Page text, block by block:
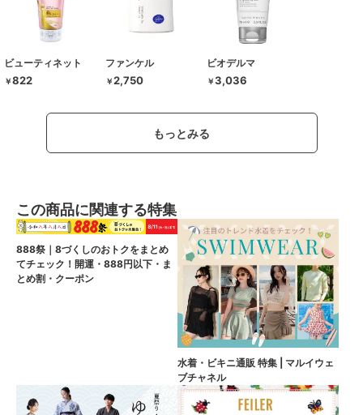
ビューティネット
￥822
ファンケル
￥2,750
ビオデルマ
￥3,036
もっとみる
この商品に関連する特集
888祭｜8づくしのおトクをまとめ
てチェック！開運・888円以下・ま
とめ割・クーポン
水着・ビキニ通販 特集 | マルイウェ
ブチャネル